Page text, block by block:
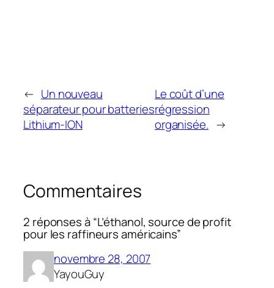
← Un nouveau
séparateur pour batteries
Lithium-ION
Le coût d’une
régression
organisée. →
Commentaires
2 réponses à “L’éthanol, source de profit
pour les raffineurs américains”
novembre 28, 2007
YayouGuy